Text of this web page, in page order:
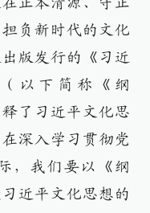
负新时代的文化
版发行的《习近
以下简称《纲
了习近平文化思
深入学习贯彻党
，我们要以《纲
近平文化思想的